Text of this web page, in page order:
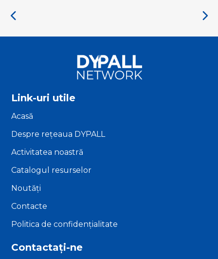
Link-uri utile
Acasă
Despre rețeaua DYPALL
Activitatea noastră
Catalogul resurselor
Noutăți
Contacte
Politica de confidențialitate
Contactați-ne